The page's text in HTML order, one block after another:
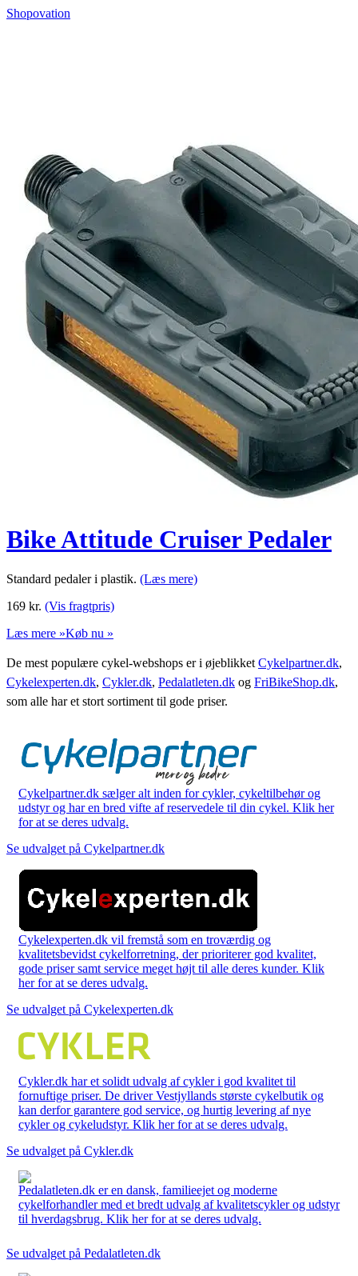
Shopovation
Bike Attitude Cruiser Pedaler
Standard pedaler i plastik. (Læs mere)
169 kr. (Vis fragtpris)
Læs mere »Køb nu »
De mest populære cykel-webshops er i øjeblikket Cykelpartner.dk,
Cykelexperten.dk, Cykler.dk, Pedalatleten.dk og FriBikeShop.dk,
som alle har et stort sortiment til gode priser.
Cykelpartner.dk sælger alt inden for cykler, cykeltilbehør og
udstyr og har en bred vifte af reservedele til din cykel. Klik her
for at se deres udvalg.
Se udvalget på Cykelpartner.dk
Cykelexperten.dk vil fremstå som en troværdig og
kvalitetsbevidst cykelforretning, der prioriterer god kvalitet,
gode priser samt service meget højt til alle deres kunder. Klik
her for at se deres udvalg.
Se udvalget på Cykelexperten.dk
Cykler.dk har et solidt udvalg af cykler i god kvalitet til
fornuftige priser. De driver Vestjyllands største cykelbutik og
kan derfor garantere god service, og hurtig levering af nye
cykler og cykeludstyr. Klik her for at se deres udvalg.
Se udvalget på Cykler.dk
Pedalatleten.dk er en dansk, familieejet og moderne
cykelforhandler med et bredt udvalg af kvalitetscykler og udstyr
til hverdagsbrug. Klik her for at se deres udvalg.
Se udvalget på Pedalatleten.dk